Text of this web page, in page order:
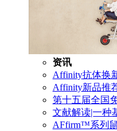
资讯
Affinity抗体换
Affinity新品推
第十五届全国
文献解读|一种
AFfirm™系列